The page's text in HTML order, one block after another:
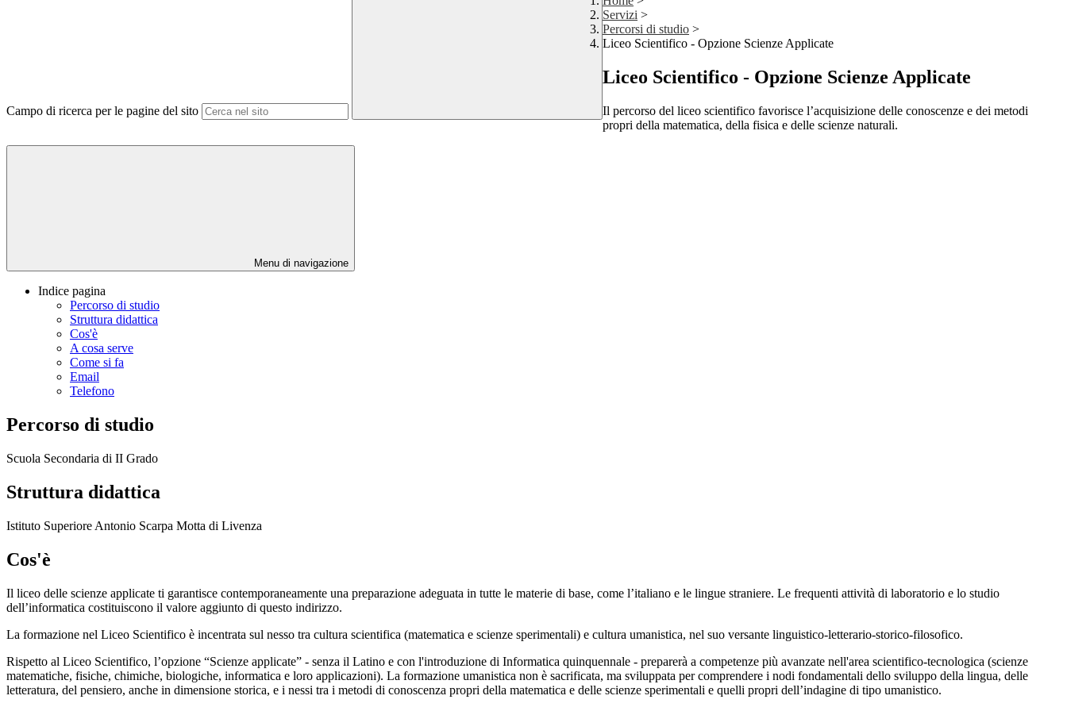
Campo di ricerca per le pagine del sito
Servizi >
Percorsi di studio >
Liceo Scientifico - Opzione Scienze Applicate
Liceo Scientifico - Opzione Scienze Applicate
Il percorso del liceo scientifico favorisce l’acquisizione delle conoscenze e dei metodi
propri della matematica, della fisica e delle scienze naturali.
Menu di navigazione
Indice pagina
Percorso di studio
Struttura didattica
Cos'è
A cosa serve
Come si fa
Email
Telefono
Percorso di studio
Scuola Secondaria di II Grado
Struttura didattica
Istituto Superiore Antonio Scarpa Motta di Livenza
Cos'è
Il liceo delle scienze applicate ti garantisce contemporaneamente una preparazione adeguata in tutte le materie di base, come l’italiano e le lingue straniere. Le frequenti attività di laboratorio e lo studio
dell’informatica costituiscono il valore aggiunto di questo indirizzo.
La formazione nel Liceo Scientifico è incentrata sul nesso tra cultura scientifica (matematica e scienze sperimentali) e cultura umanistica, nel suo versante linguistico-letterario-storico-filosofico.
Rispetto al Liceo Scientifico, l’opzione “Scienze applicate” - senza il Latino e con l'introduzione di Informatica quinquennale - preparerà a competenze più avanzate nell'area scientifico-tecnologica (scienze
matematiche, fisiche, chimiche, biologiche, informatica e loro applicazioni). La formazione umanistica non è sacrificata, ma sviluppata per comprendere i nodi fondamentali dello sviluppo della lingua, delle
letteratura, del pensiero, anche in dimensione storica, e i nessi tra i metodi di conoscenza propri della matematica e delle scienze sperimentali e quelli propri dell’indagine di tipo umanistico.